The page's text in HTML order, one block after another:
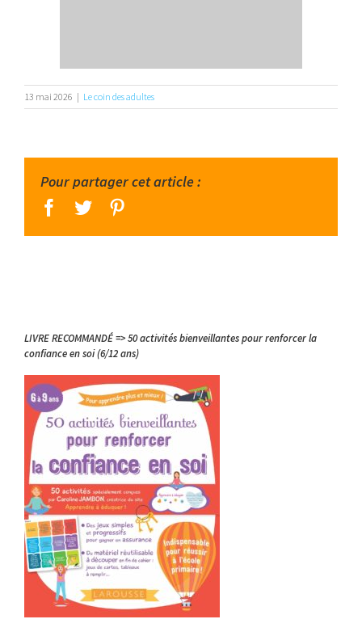
13 mai 2026 | Le coin des adultes
Pour partager cet article :
facebook
twitter
LIVRE RECOMMANDÉ => 50 activités bienveillantes pour renforcer la
confiance en soi (6/12 ans)